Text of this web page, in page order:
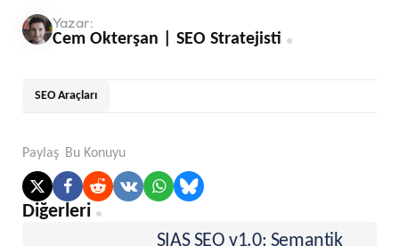
SEO Araçları
Yazar:
Cem Okterşan | SEO Stratejisti
Paylaş Bu Konuyu
Diğerleri
Post
SIAS SEO v1.0: Semantik